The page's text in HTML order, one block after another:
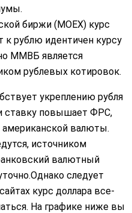
биржи (MOEX) курс
рублю идентичен курсу
ММВБ является
рублевых котировок.
укреплению рубля
ставку повышает ФРС,
американской валюты.
источником
валютный
следует
курс доллара все-
На графике ниже вы